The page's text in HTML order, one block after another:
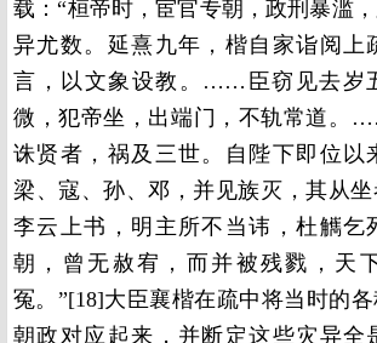
载：“桓帝时，宦官专朝，政刑暴滥
异尤数。延熹九年，楷自家诣阅上
言，以文象设教。……臣窃见去岁
微，犯帝坐，出端门，不轨常道。
诛贤者，祸及三世。自陛下即位以
梁、寇、孙、邓，并见族灭，其从坐
李云上书，明主所不当讳，杜觽乞
朝，曾无赦宥，而并被残戮，天
冤。”[18]大臣襄楷在疏中将当时的
朝政对应起来，并断定这些灾异全